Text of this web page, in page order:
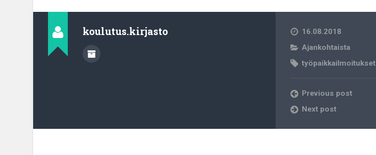
koulutus.kirjasto
16.08.2018
Ajankohtaista
työpaikkailmoitukset
Previous post
Next post